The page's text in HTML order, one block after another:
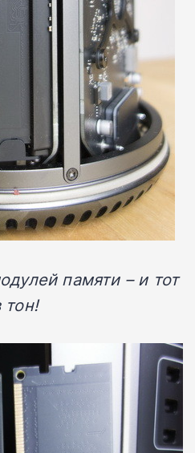
памяти – и тот
тон!